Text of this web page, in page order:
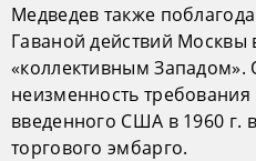
Медведев также
Гаваной действий Москвы
«коллективным Западом».
неизменность
введенного США в 1960 г.
торгового эмбарго.